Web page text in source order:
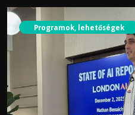
Programok, lehetőségek